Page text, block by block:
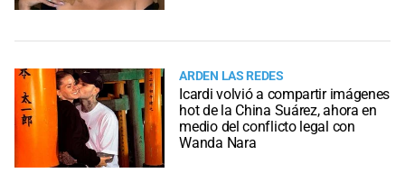
ARDEN LAS REDES
Icardi volvió a compartir imágenes
hot de la China Suárez, ahora en
medio del conflicto legal con
Wanda Nara